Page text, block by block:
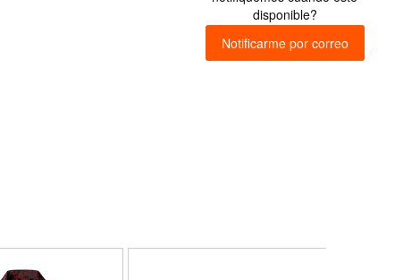
disponible?
Notificarme por correo